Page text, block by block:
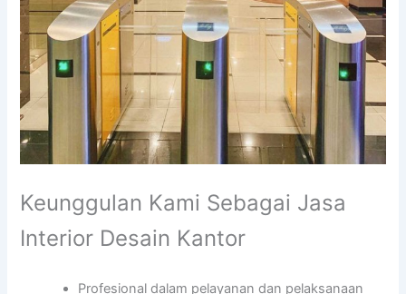
Keunggulan Kami Sebagai Jasa
Interior Desain Kantor
Profesional dalam pelayanan dan pelaksanaan